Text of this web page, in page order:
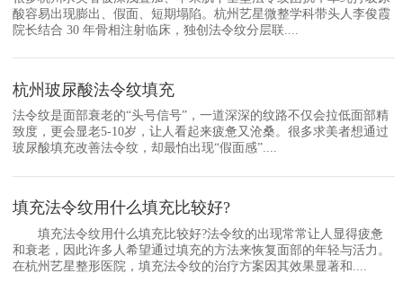
酸容易出现膨出、假面、短期塌陷。杭州艺星微整学科带头人李俊霞
院长结合 30 年骨相注射临床，独创法令纹分层联....
杭州玻尿酸法令纹填充
法令纹是面部衰老的“头号信号”，一道深深的纹路不仅会拉低面部精
致度，更会显老5-10岁，让人看起来疲惫又沧桑。很多求美者想通过
玻尿酸填充改善法令纹，却最怕出现“假面感”....
填充法令纹用什么填充比较好?
填充法令纹用什么填充比较好?法令纹的出现常常让人显得疲惫
和衰老，因此许多人希望通过填充的方法来恢复面部的年轻与活力。
在杭州艺星整形医院，填充法令纹的治疗方案因其效果显著和....